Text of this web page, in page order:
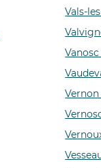
Vals-
Vanosc
Vernon